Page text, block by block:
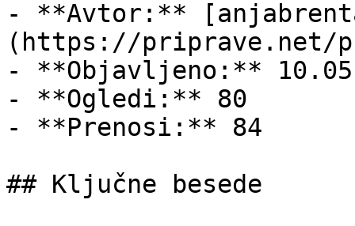
- **Avtor:**
(https://priprave.net/
- **Objavljeno:**
- **Ogledi:** 80
- **Prenosi:** 84
## Ključne besede